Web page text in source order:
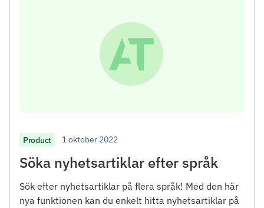
Product 1 oktober 2022
Söka nyhetsartiklar efter språk
Sök efter nyhetsartiklar på flera språk! Med den här
nya funktionen kan du enkelt hitta nyhetsartiklar på